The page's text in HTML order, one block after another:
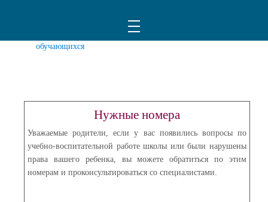
обучающихся
Нужные номера
Уважаемые родители, если у вас появились вопросы по
учебно-воспитательной работе школы или были нарушены
права вашего ребенка, вы можете обратиться по этим
номерам и проконсультироваться со специалистами.